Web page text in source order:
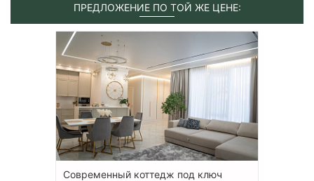
ПРЕДЛОЖЕНИЕ ПО ТОЙ ЖЕ ЦЕНЕ:
Современный коттедж под ключ